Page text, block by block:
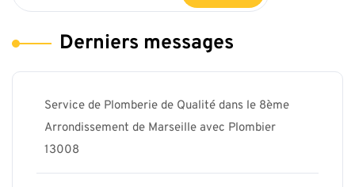
Derniers messages
Service de Plomberie de Qualité dans le 8ème
Arrondissement de Marseille avec Plombier
13008